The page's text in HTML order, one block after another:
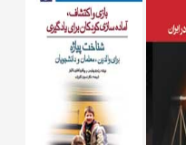
ترجمه استاد ابوالفضل
بهرام­پور